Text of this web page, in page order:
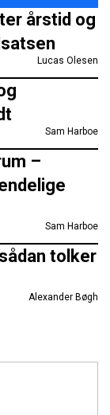
årstid og
Lucas Olesen
Sam Harboe
–
Sam Harboe
tolker
Alexander Bøgh